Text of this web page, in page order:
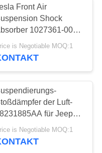
334
Front Air
Shock
1027361-00-G
vorbildliches X
is Negotiable MOQ:1
der Luft-
für Jeep
Cherokee WK2
is Negotiable MOQ:1